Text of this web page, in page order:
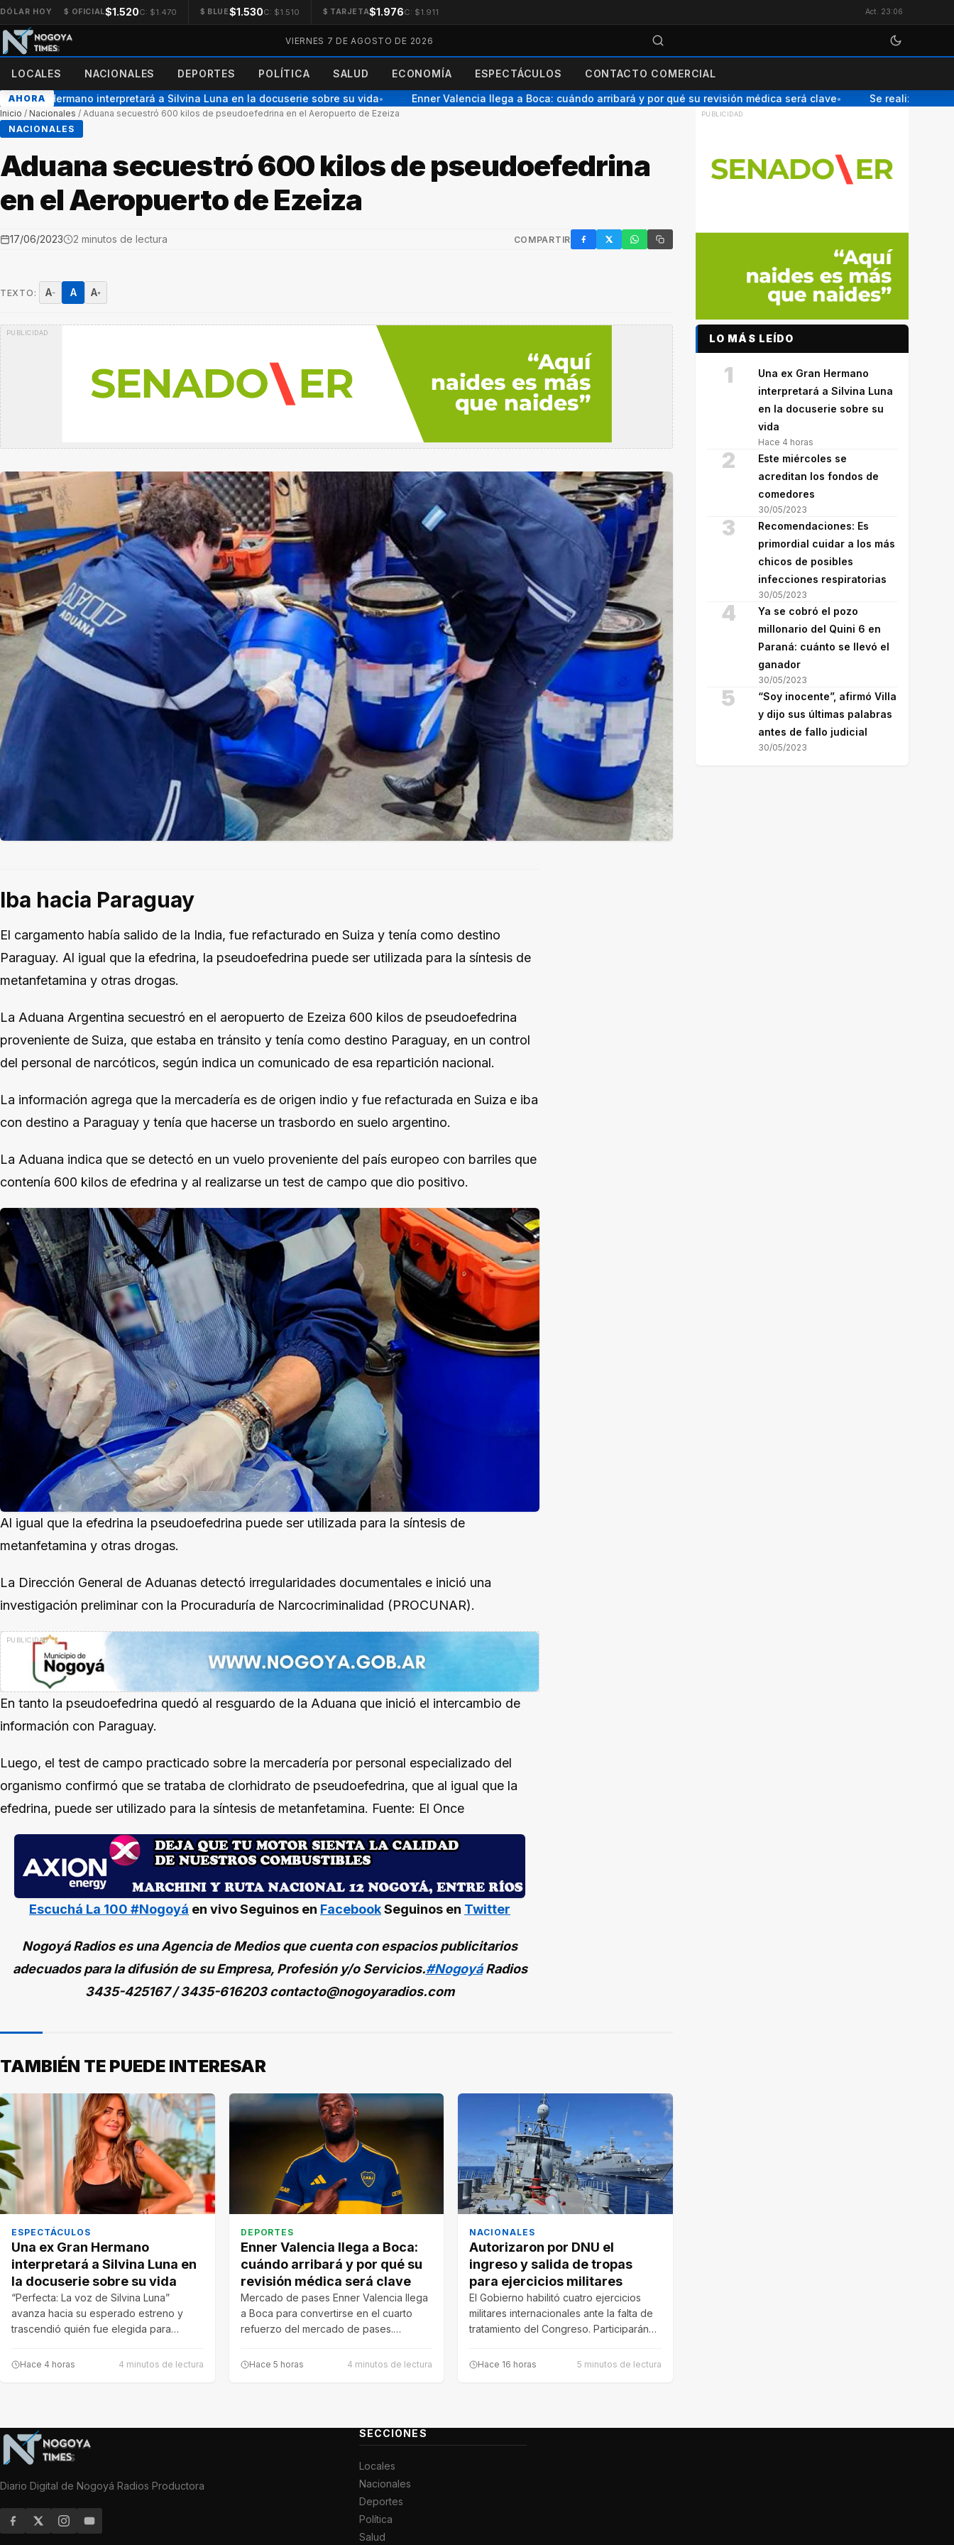
DÓLAR HOY $ OFICIAL$1.520C: $1.470 $ BLUE$1.530C: $1.510 $ TARJETA$1.976C: $1.911 Act. 23:06
VIERNES 7 DE AGOSTO DE 2026
LOCALES NACIONALES DEPORTES POLÍTICA SALUD ECONOMÍA ESPECTÁCULOS CONTACTO COMERCIAL
AHORA
Gran Hermano interpretará a Silvina Luna en la docuserie sobre su vida● Enner Valencia llega a Boca: cuándo arribará y por qué su revisión médica será clave● Se realizará una
Inicio / Nacionales / Aduana secuestró 600 kilos de pseudoefedrina en el Aeropuerto de Ezeiza
NACIONALES
Aduana secuestró 600 kilos de pseudoefedrina
en el Aeropuerto de Ezeiza
17/06/2023 2 minutos de lectura COMPARTIR
FacebookX / TwitterWhatsAppCopiar enlace
TEXTO: A− A A+
Iba hacia Paraguay
El cargamento había salido de la India, fue refacturado en Suiza y tenía como destino
Paraguay. Al igual que la efedrina, la pseudoefedrina puede ser utilizada para la síntesis de
metanfetamina y otras drogas.
La Aduana Argentina secuestró en el aeropuerto de Ezeiza 600 kilos de pseudoefedrina
proveniente de Suiza, que estaba en tránsito y tenía como destino Paraguay, en un control
del personal de narcóticos, según indica un comunicado de esa repartición nacional.
La información agrega que la mercadería es de origen indio y fue refacturada en Suiza e iba
con destino a Paraguay y tenía que hacerse un trasbordo en suelo argentino.
La Aduana indica que se detectó en un vuelo proveniente del país europeo con barriles que
contenía 600 kilos de efedrina y al realizarse un test de campo que dio positivo.
Al igual que la efedrina la pseudoefedrina puede ser utilizada para la síntesis de
metanfetamina y otras drogas.
La Dirección General de Aduanas detectó irregularidades documentales e inició una
investigación preliminar con la Procuraduría de Narcocriminalidad (PROCUNAR).
En tanto la pseudoefedrina quedó al resguardo de la Aduana que inició el intercambio de
información con Paraguay.
Luego, el test de campo practicado sobre la mercadería por personal especializado del
organismo confirmó que se trataba de clorhidrato de pseudoefedrina, que al igual que la
efedrina, puede ser utilizado para la síntesis de metanfetamina. Fuente: El Once
Escuchá La 100 #Nogoyá en vivoSeguinos en FacebookSeguinos en Twitter
Nogoyá Radios es una Agencia de Medios que cuenta con espacios publicitarios
adecuados para la difusión de su Empresa, Profesión y/o Servicios.#NogoyáRadios
3435-425167 / 3435-616203 contacto@nogoyaradios.com
TAMBIÉN TE PUEDE INTERESAR
ESPECTÁCULOS
Una ex Gran Hermano
interpretará a Silvina Luna en
la docuserie sobre su vida
“Perfecta: La voz de Silvina Luna”
avanza hacia su esperado estreno y
trascendió quién fue elegida para
Hace 4 horas 4 minutos de lectura
DEPORTES
Enner Valencia llega a Boca:
cuándo arribará y por qué su
revisión médica será clave
Mercado de pases Enner Valencia llega
a Boca para convertirse en el cuarto
refuerzo del mercado de pases.…
Hace 5 horas 4 minutos de lectura
NACIONALES
Autorizaron por DNU el
ingreso y salida de tropas
para ejercicios militares
El Gobierno habilitó cuatro ejercicios
militares internacionales ante la falta de
tratamiento del Congreso. Participarán
Hace 16 horas 5 minutos de lectura
LO MÁS LEÍDO
1
Una ex Gran Hermano
interpretará a Silvina Luna
en la docuserie sobre su
vida
Hace 4 horas
2
Este miércoles se
acreditan los fondos de
comedores
30/05/2023
3
Recomendaciones: Es
primordial cuidar a los más
chicos de posibles
infecciones respiratorias
30/05/2023
4
Ya se cobró el pozo
millonario del Quini 6 en
Paraná: cuánto se llevó el
ganador
30/05/2023
5
“Soy inocente”, afirmó Villa
y dijo sus últimas palabras
antes de fallo judicial
30/05/2023
Diario Digital de Nogoyá Radios Productora
SECCIONES
Locales
Nacionales
Deportes
Política
Salud